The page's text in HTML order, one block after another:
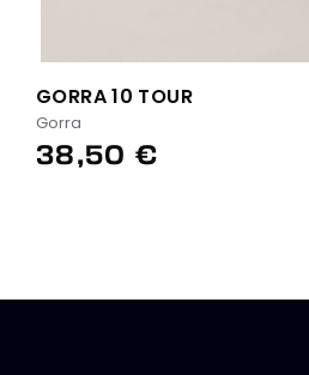
GORRA 10 TOUR
Gorra
38,50 €